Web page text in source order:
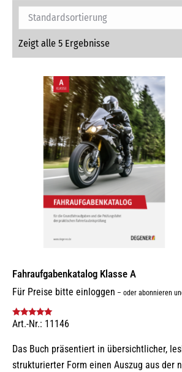
Zeigt alle 5 Ergebnisse
Fahraufgabenkatalog Klasse A
Für Preise bitte einloggen – oder abonnieren
Bewertet mit
Art.-Nr.: 11146
Das Buch präsentiert in übersichtlicher,
strukturierter Form einen Auszug aus der